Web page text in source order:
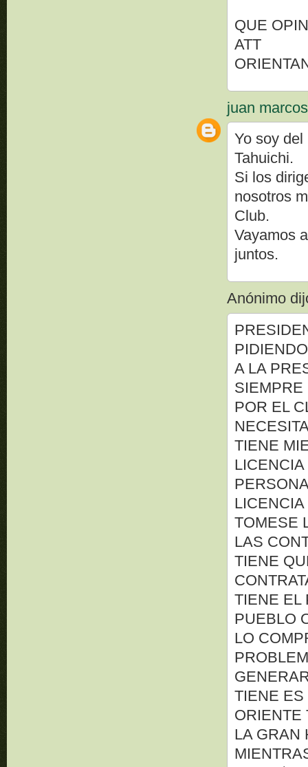
QUE
ATT
juan marcos
Yo soy
Tahuichi.
Si los
nosotros
Club.
Vayamos
juntos.
Anónimo
A LA
POR EL
TIENE
TOMESE
LAS
TIENE
TIENE EL
PUEBLO
LO
TIENE
ORIENTE
LA GRAN